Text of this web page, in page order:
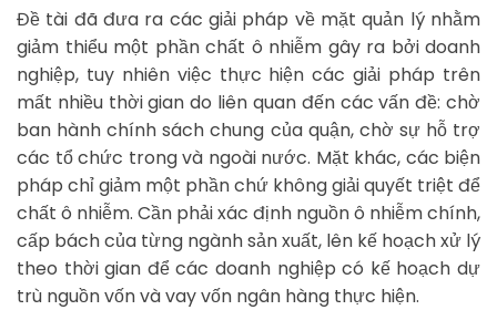
Đề tài đã đưa ra các giải pháp về mặt quản lý nhằm
giảm thiểu một phần chất ô nhiễm gây ra bởi doanh
nghiệp, tuy nhiên việc thực hiện các giải pháp trên
mất nhiều thời gian do liên quan đến các vấn đề: chờ
ban hành chính sách chung của quận, chờ sự hỗ trợ
các tổ chức trong và ngoài nước. Mặt khác, các biện
pháp chỉ giảm một phần chứ không giải quyết triệt để
chất ô nhiễm. Cần phải xác định nguồn ô nhiễm chính,
cấp bách của từng ngành sản xuất, lên kế hoạch xử lý
theo thời gian để các doanh nghiệp có kế hoạch dự
trù nguồn vốn và vay vốn ngân hàng thực hiện.